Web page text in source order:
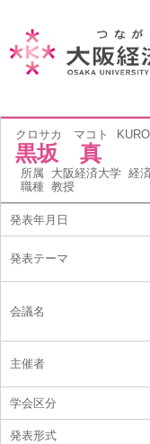
クロサカ マコト
黒坂 真
所属 大阪経済大学 経
職種 教授
発表年月日
発表テーマ
会議名
主催者
学会区分
発表形式